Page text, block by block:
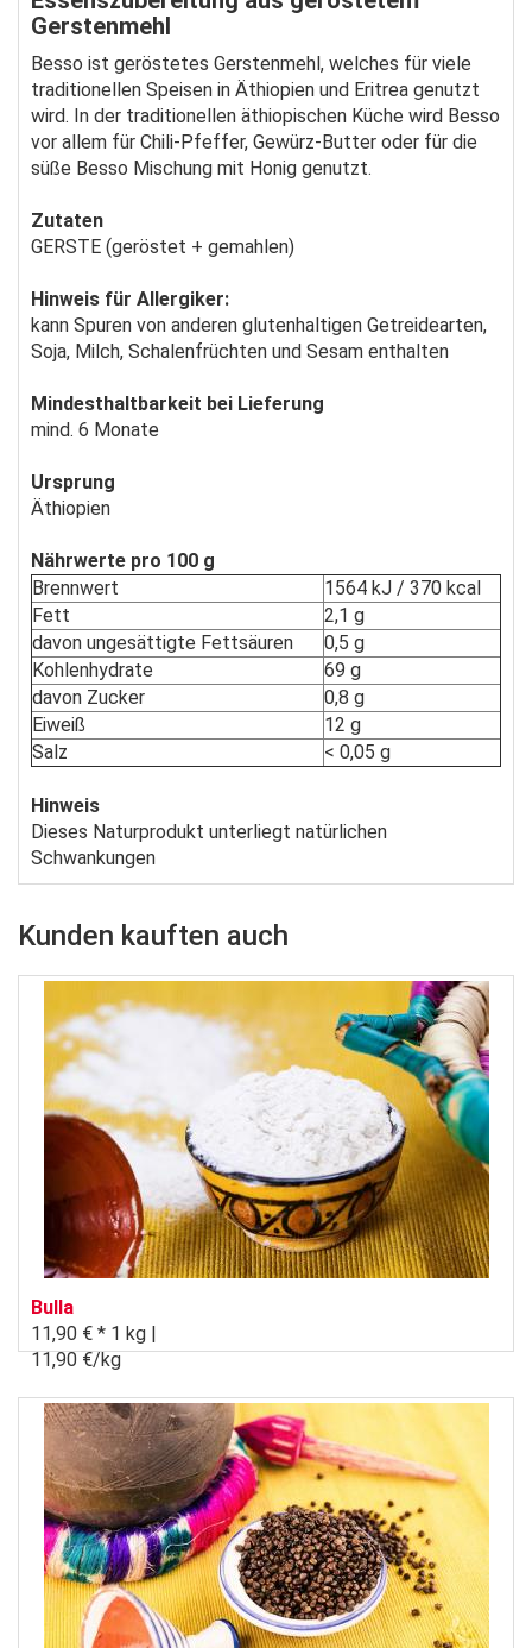
Gerstenmehl
Besso ist geröstetes Gerstenmehl, welches für viele
traditionellen Speisen in Äthiopien und Eritrea genutzt
wird. In der traditionellen äthiopischen Küche wird Besso
vor allem für Chili-Pfeffer, Gewürz-Butter oder für die
süße Besso Mischung mit Honig genutzt.
Zutaten
GERSTE (geröstet + gemahlen)
Hinweis für Allergiker:
kann Spuren von anderen glutenhaltigen Getreidearten,
Soja, Milch, Schalenfrüchten und Sesam enthalten
Mindesthaltbarkeit bei Lieferung
mind. 6 Monate
Ursprung
Äthiopien
Nährwerte pro 100 g
Brennwert
1564 kJ / 370 kcal
Fett
2,1 g
davon ungesättigte Fettsäuren
0,5 g
Kohlenhydrate
69 g
davon Zucker
0,8 g
Eiweiß
12 g
Salz
< 0,05 g
Hinweis
Dieses Naturprodukt unterliegt natürlichen
Schwankungen
Kunden kauften auch
Bulla
11,90 € * 1 kg |
11,90 €/kg